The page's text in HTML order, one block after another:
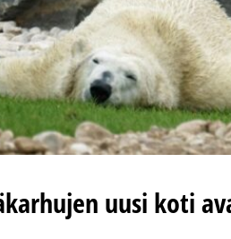
uusi koti